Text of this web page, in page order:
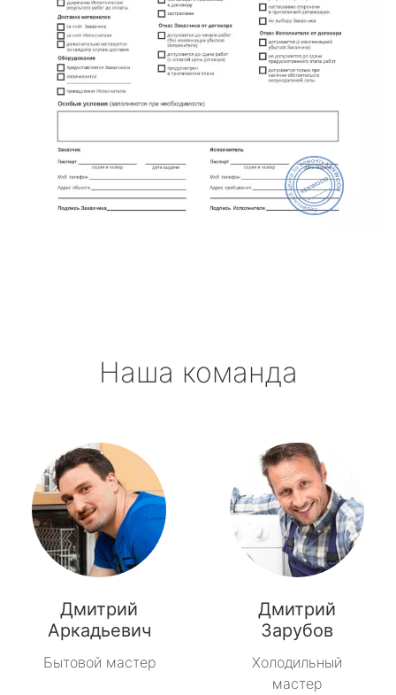
Наша команда
Дмитрий
Аркадьевич
Бытовой мастер
Дмитрий
Зарубов
Холодильный
мастер